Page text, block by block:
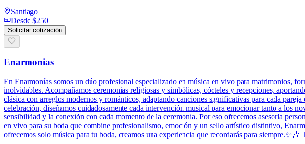
Santiago
Desde $250
Solicitar cotización
Enarmonias
En Enarmonías somos un dúo profesional especializado en música en vivo para matrimonios,
inolvidables. Acompañamos ceremonias religiosas y simbólicas, cócteles y recepciones,
clásica con arreglos modernos y románticos, adaptando canciones significativas para cada
celebración, diseñamos cuidadosamente cada intervención musical para emocionar tanto a los
sensibilidad y la conexión con cada momento de la ceremonia. Por eso ofrecemos asesoría
en vivo para su boda que combine profesionalismo, emoción y un sello artístico distintivo,
ofrecemos solo música para tu boda, creamos una experiencia que recordarás para siempre.✨🎶